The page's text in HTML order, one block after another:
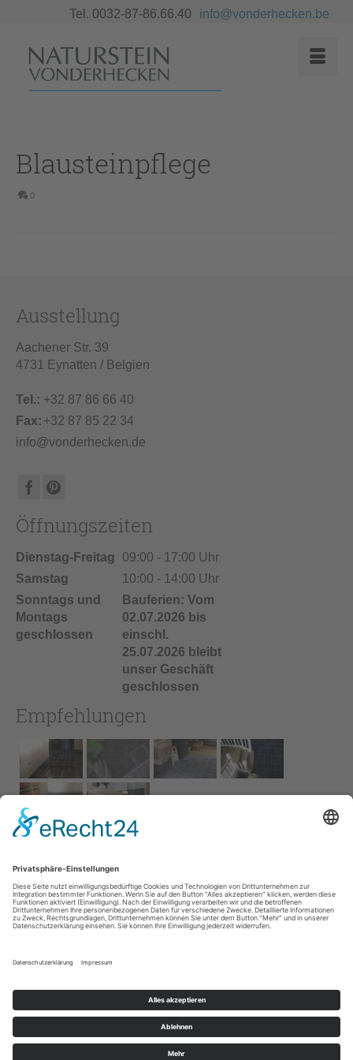
Tel. 0032-87-86.66.40 info@vonderhecken.be
Blausteinpflege
0
Ausstellung
Aachener Str. 39
4731 Eynatten / Belgien
Tel.: +32 87 86 66 40
Fax: +32 87 85 22 34
info@vonderhecken.de
Öffnungszeiten
Dienstag-Freitag
09:00 - 17:00 Uhr
Samstag
10:00 - 14:00 Uhr
Sonntags und
Montags
geschlossen
Bauferien: Vom
02.07.2026 bis
einschl.
25.07.2026 bleibt
unser Geschäft
geschlossen
Empfehlungen
Impressum
AGB
Service
Cookie-Einstellungen Home Kontakt